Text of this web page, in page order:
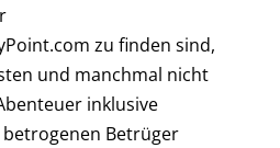
zu finden sind,
und manchmal nicht
inklusive
Betrüger